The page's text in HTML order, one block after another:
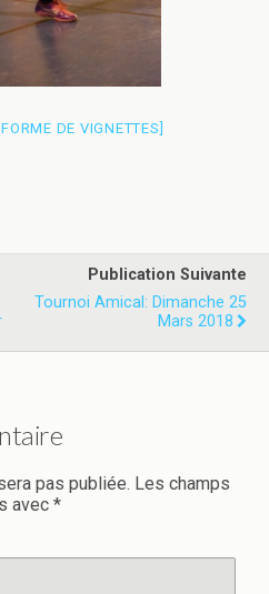
DE VIGNETTES]
Publication Suivante
Tournoi Amical: Dimanche 25
Mars 2018
pas publiée. Les champs
avec *